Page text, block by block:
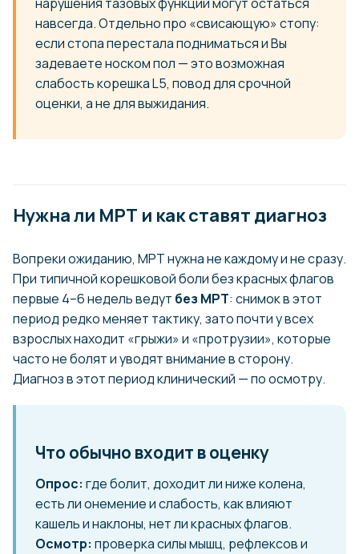
навсегда. Отдельно про «свисающую» стопу:
если стопа перестала подниматься и Вы
задеваете носком пол — это возможная
слабость корешка L5, повод для срочной
оценки, а не для выжидания.
Нужна ли МРТ и как ставят диагноз
Вопреки ожиданию, МРТ нужна не каждому и не сразу.
При типичной корешковой боли без красных флагов
первые 4–6 недель ведут без МРТ: снимок в этот
период редко меняет тактику, зато почти у всех
взрослых находит «грыжи» и «протрузии», которые
часто не болят и уводят внимание в сторону.
Диагноз в этот период клинический — по осмотру.
Что обычно входит в оценку
Опрос: где болит, доходит ли ниже колена,
есть ли онемение и слабость, как влияют
кашель и наклоны, нет ли красных флагов.
Осмотр: проверка силы мышц, рефлексов и